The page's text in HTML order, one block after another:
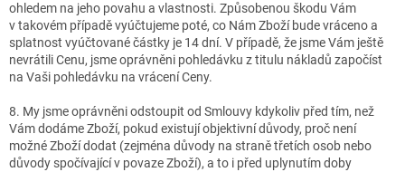
ohledem na jeho povahu a vlastnosti. Způsobenou škodu Vám
v takovém případě vyúčtujeme poté, co Nám Zboží bude vráceno a
splatnost vyúčtované částky je 14 dní. V případě, že jsme Vám ještě
nevrátili Cenu, jsme oprávněni pohledávku z titulu nákladů započíst
na Vaši pohledávku na vrácení Ceny.
8. My jsme oprávněni odstoupit od Smlouvy kdykoliv před tím, než
Vám dodáme Zboží, pokud existují objektivní důvody, proč není
možné Zboží dodat (zejména důvody na straně třetích osob nebo
důvody spočívající v povaze Zboží), a to i před uplynutím doby